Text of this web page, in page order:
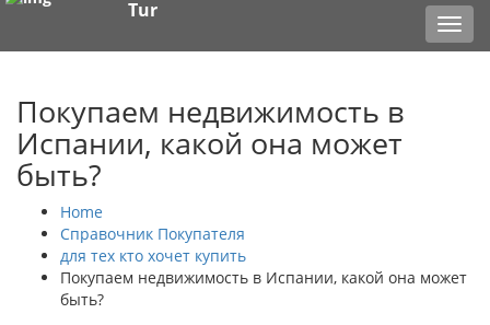
Tur
Покупаем недвижимость в
Испании, какой она может
быть?
Home
Справочник Покупателя
для тех кто хочет купить
Покупаем недвижимость в Испании, какой она может
быть?